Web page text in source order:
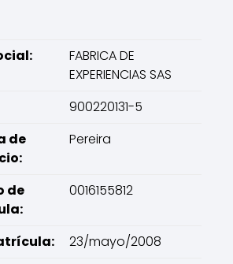
FABRICA DE
EXPERIENCIAS SAS
900220131-5
de
Pereira
de
0016155812
23/mayo/2008